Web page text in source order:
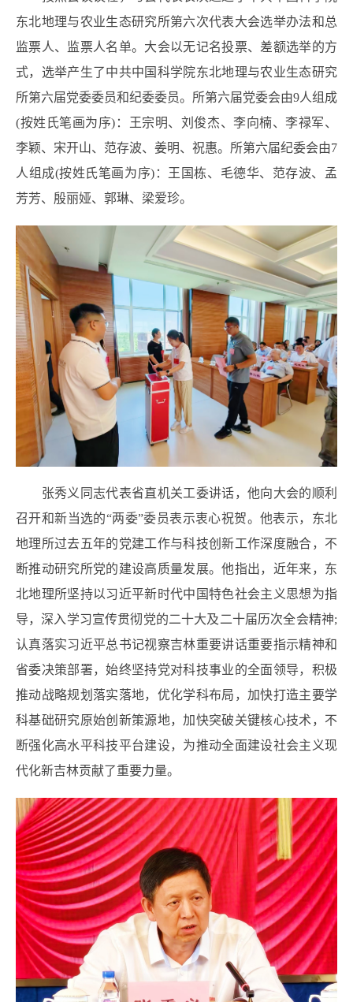
东北地理与农业生态研究所第六次代表大会选举办法和总
监票人、监票人名单。大会以无记名投票、差额选举的方
式，选举产生了中共中国科学院东北地理与农业生态研究
所第六届党委委员和纪委委员。所第六届党委会由9人组成
(按姓氏笔画为序)：王宗明、刘俊杰、李向楠、李禄军、
李颖、宋开山、范存波、姜明、祝惠。所第六届纪委会由7
人组成(按姓氏笔画为序)：王国栋、毛德华、范存波、孟
芳芳、殷丽娅、郭琳、梁爱珍。
张秀义同志代表省直机关工委讲话，他向大会的顺利
召开和新当选的“两委”委员表示衷心祝贺。他表示，东北
地理所过去五年的党建工作与科技创新工作深度融合，不
断推动研究所党的建设高质量发展。他指出，近年来，东
北地理所坚持以习近平新时代中国特色社会主义思想为指
导，深入学习宣传贯彻党的二十大及二十届历次全会精神;
认真落实习近平总书记视察吉林重要讲话重要指示精神和
省委决策部署，始终坚持党对科技事业的全面领导，积极
推动战略规划落实落地，优化学科布局，加快打造主要学
科基础研究原始创新策源地，加快突破关键核心技术，不
断强化高水平科技平台建设，为推动全面建设社会主义现
代化新吉林贡献了重要力量。